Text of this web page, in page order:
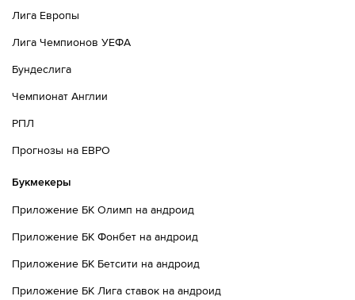
Лига Европы
Лига Чемпионов УЕФА
Бундеслига
Чемпионат Англии
РПЛ
Прогнозы на ЕВРО
Букмекеры
Приложение БК Олимп на андроид
Приложение БК Фонбет на андроид
Приложение БК Бетсити на андроид
Приложение БК Лига ставок на андроид